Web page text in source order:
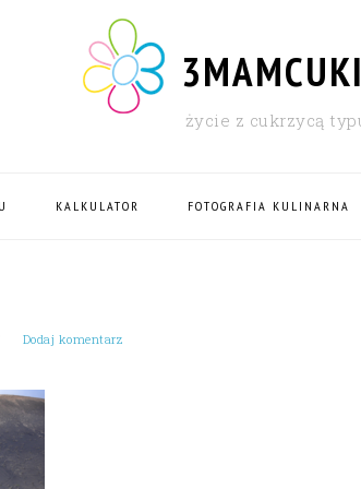
życie z cukrzycą
KALKULATOR FOTOGRAFIA KULINARNA
Dodaj komentarz